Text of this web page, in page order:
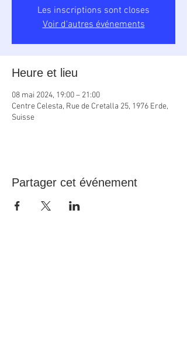
Les inscriptions sont closes
Voir d'autres événements
Heure et lieu
08 mai 2024, 19:00 – 21:00
Centre Celesta, Rue de Cretalla 25, 1976 Erde,
Suisse
Partager cet événement